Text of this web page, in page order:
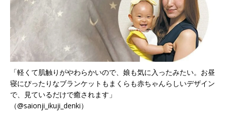
「軽くて肌触りがやわらかいので、娘も気に入ったみたい。お昼
寝にぴったりなブランケットもまくらも赤ちゃんらしいデザイン
で、見ているだけで癒されます」
（@saionji_ikuji_denki）